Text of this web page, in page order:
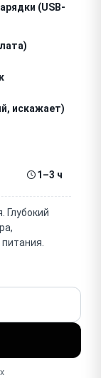
(USB-
искажает)
/
1–3 ч
Глубокий